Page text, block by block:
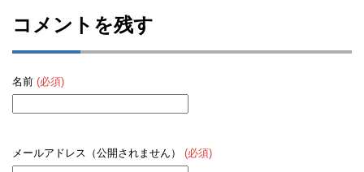
コメントを残す
名前 (必須)
メールアドレス（公開されません） (必須)